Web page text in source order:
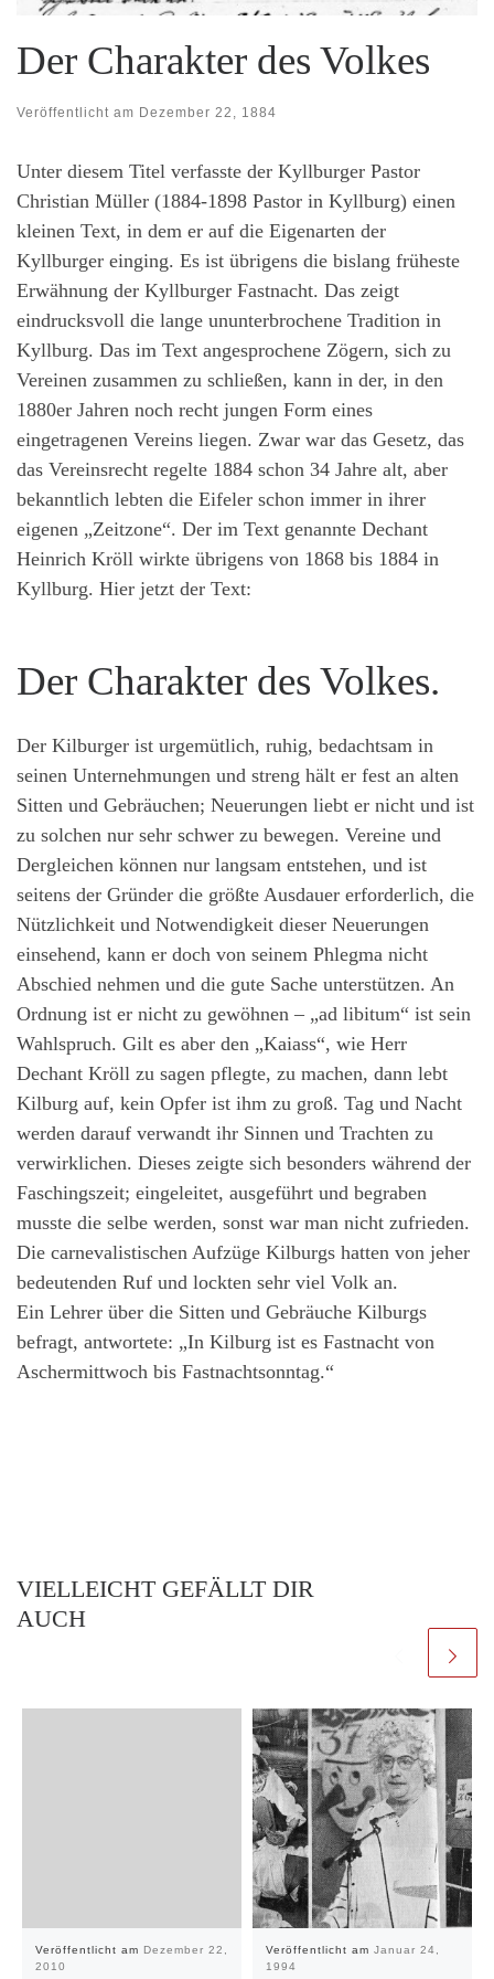
Der Charakter des Volkes
Veröffentlicht am Dezember 22, 1884
Unter diesem Titel verfasste der Kyllburger Pastor
Christian Müller (1884-1898 Pastor in Kyllburg) einen
kleinen Text, in dem er auf die Eigenarten der
Kyllburger einging. Es ist übrigens die bislang früheste
Erwähnung der Kyllburger Fastnacht. Das zeigt
eindrucksvoll die lange ununterbrochene Tradition in
Kyllburg. Das im Text angesprochene Zögern, sich zu
Vereinen zusammen zu schließen, kann in der, in den
1880er Jahren noch recht jungen Form eines
eingetragenen Vereins liegen. Zwar war das Gesetz, das
das Vereinsrecht regelte 1884 schon 34 Jahre alt, aber
bekanntlich lebten die Eifeler schon immer in ihrer
eigenen „Zeitzone“. Der im Text genannte Dechant
Heinrich Kröll wirkte übrigens von 1868 bis 1884 in
Kyllburg. Hier jetzt der Text:
Der Charakter des Volkes.
Der Kilburger ist urgemütlich, ruhig, bedachtsam in
seinen Unternehmungen und streng hält er fest an alten
Sitten und Gebräuchen; Neuerungen liebt er nicht und ist
zu solchen nur sehr schwer zu bewegen. Vereine und
Dergleichen können nur langsam entstehen, und ist
seitens der Gründer die größte Ausdauer erforderlich, die
Nützlichkeit und Notwendigkeit dieser Neuerungen
einsehend, kann er doch von seinem Phlegma nicht
Abschied nehmen und die gute Sache unterstützen. An
Ordnung ist er nicht zu gewöhnen – „ad libitum“ ist sein
Wahlspruch. Gilt es aber den „Kaiass“, wie Herr
Dechant Kröll zu sagen pflegte, zu machen, dann lebt
Kilburg auf, kein Opfer ist ihm zu groß. Tag und Nacht
werden darauf verwandt ihr Sinnen und Trachten zu
verwirklichen. Dieses zeigte sich besonders während der
Faschingszeit; eingeleitet, ausgeführt und begraben
musste die selbe werden, sonst war man nicht zufrieden.
Die carnevalistischen Aufzüge Kilburgs hatten von jeher
bedeutenden Ruf und lockten sehr viel Volk an.
Ein Lehrer über die Sitten und Gebräuche Kilburgs
befragt, antwortete: „In Kilburg ist es Fastnacht von
Aschermittwoch bis Fastnachtsonntag.“
VIELLEICHT GEFÄLLT DIR
AUCH
Veröffentlicht am Dezember 22,
2010
Veröffentlicht am Januar 24,
1994